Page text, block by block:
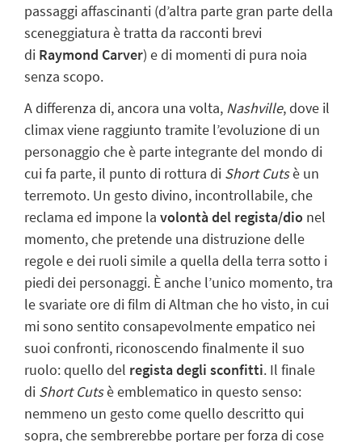
passaggi affascinanti (d’altra parte gran parte della
sceneggiatura è tratta da racconti brevi
di Raymond Carver) e di momenti di pura noia
senza scopo.
A differenza di, ancora una volta, Nashville, dove il
climax viene raggiunto tramite l’evoluzione di un
personaggio che è parte integrante del mondo di
cui fa parte, il punto di rottura di Short Cutsè un
terremoto. Un gesto divino, incontrollabile, che
reclama ed impone la volontà del regista/dio nel
momento, che pretende una distruzione delle
regole e dei ruoli simile a quella della terra sotto i
piedi dei personaggi. È anche l’unico momento, tra
le svariate ore di film di Altman che ho visto, in cui
mi sono sentito consapevolmente empatico nei
suoi confronti, riconoscendo finalmente il suo
ruolo: quello del regista degli sconfitti. Il finale
di Short Cutsè emblematico in questo senso:
nemmeno un gesto come quello descritto qui
sopra, che sembrerebbe portare per forza di cose